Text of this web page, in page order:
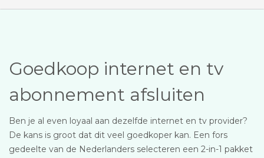
Goedkoop internet en tv
abonnement afsluiten
Ben je al even loyaal aan dezelfde internet en tv provider?
De kans is groot dat dit veel goedkoper kan. Een fors
gedeelte van de Nederlanders selecteren een 2-in-1 pakket